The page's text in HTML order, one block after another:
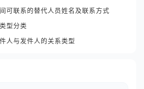
可联系的替代人员姓名及联系方式
型分类
人与发件人的关系类型